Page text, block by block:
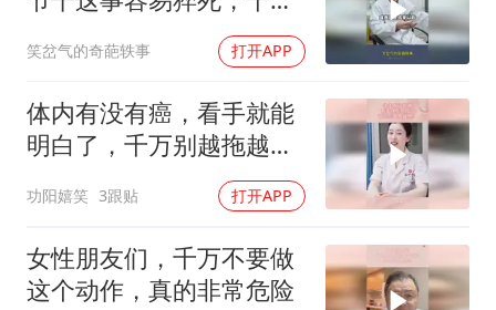
笑岔气的奇葩轶事 打开APP
体内有没有癌，看手就能
明白了，千万别越拖越
功阳嬉笑 3跟贴 打开APP
女性朋友们，千万不要做
这个动作，真的非常危险